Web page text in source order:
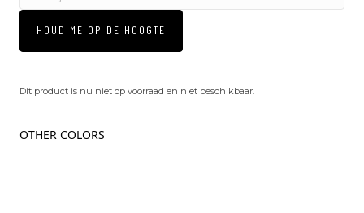
HOUD ME OP DE HOOGTE
Dit product is nu niet op voorraad en niet beschikbaar.
OTHER COLORS